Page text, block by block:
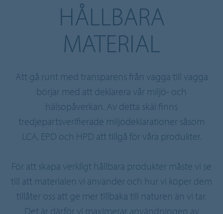
HÅLLBARA
MATERIAL
Att gå runt med transparens från vagga till vagga
börjar med att deklarera vår miljö- och
hälsopåverkan. Av detta skäl finns
tredjepartsverifierade miljödeklarationer såsom
LCA, EPD och HPD att tillgå för våra produkter.
För att skapa verkligt hållbara produkter måste vi se
till att materialen vi använder och hur vi köper dem
tillåter oss att ge mer tillbaka till naturen än vi tar.
Det är därför vi maximerar användningen av